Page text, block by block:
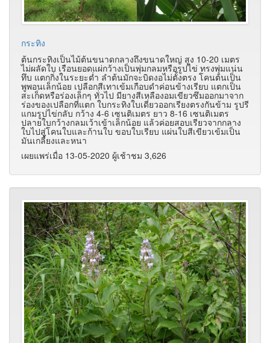
กระทิง
ต้นกระทิงเป็นไม้ต้นขนาดกลางถึงขนาดใหญ่ สูง 10-20 เมตร
ไม่ผลัดใบ เรือนยอดแผ่กว้างเป็นพุ่มกลมหรือรูปไข่ ทรงพุ่มแน่น
ทึบ แตกกิ่งในระยะต่ำ ลำต้นมักจะบิดงอไม่ตั้งตรง โคนต้นเป็น
พูพอนเล็กน้อย เปลือกสีเทาเข้มเกือบดำค่อนข้างเรียบ แตกเป็น
สะเก็ดหรือร่องเล็กๆ ทั่วไป มียางสีเหลืองอมเขียวซึมออกมาจาก
ร่องของเปลือกที่แตก ใบกระทิงใบเดี่ยวออกเรียงตรงกันข้าม รูปรี
แกมรูปไข่กลับ กว้าง 4-6 เซนติเมตร ยาว 8-16 เซนติเมตร
ปลายใบกว้างกลมเว้าเข้าเล็กน้อย แล้วค่อยสอบเรียวจากกลาง
ใบไปสู่โคนใบและก้านใบ ขอบใบเรียบ แผ่นใบสีเขียวเข้มเป็น
มันเกลี้ยงและหนา
เผยแพร่เมื่อ 13-05-2020 ผู้เช้าชม 3,626